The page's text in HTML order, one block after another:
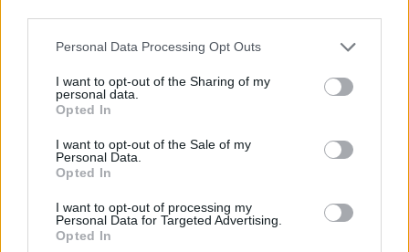
Personal Data Processing Opt Outs
I want to opt-out of the Sharing of my
personal data.
Opted In
I want to opt-out of the Sale of my
Personal Data.
Opted In
I want to opt-out of processing my
Personal Data for Targeted Advertising.
Opted In
Tavaly a Portfolio-n is írtunk a projektről, melynek
keretében a Baross Imre Artistaképző Intézet Előadó-
Táncművészeti Iskola kap helyet a Nyugati pályaudvar
melletti, több hajóból álló mozdonycsarnok felújításával
Cirkuszművészeti Központ projektjének első lépéseként...
KEDVES OLVASÓNK!
A keresett cikk a portfolio.hu hírarchívumához